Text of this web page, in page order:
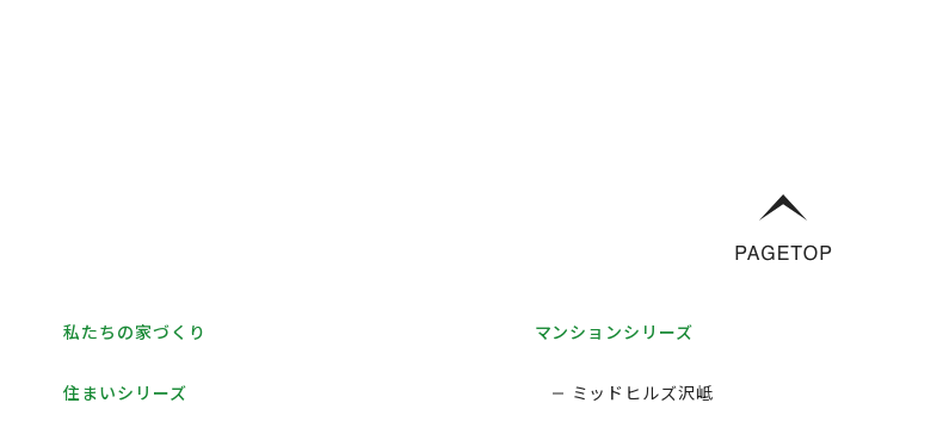
私たちの家づくり
住まいシリーズ
マンションシリーズ
ミッドヒルズ沢岻